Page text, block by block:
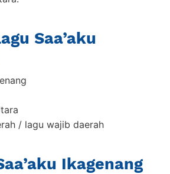
Saa’aku
/ lagu wajib daerah
Ikagenang